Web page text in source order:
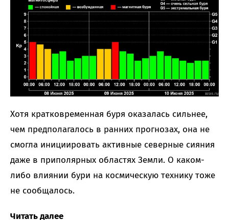
Хотя кратковременная буря оказалась сильнее,
чем предполагалось в ранних прогнозах, она не
смогла инициировать активные северные сияния
даже в приполярных областях Земли. О каком-
либо влиянии бури на космическую технику тоже
не сообщалось.
Читать далее